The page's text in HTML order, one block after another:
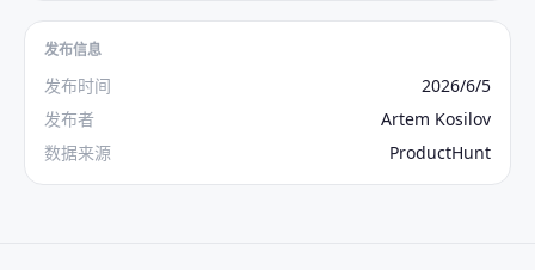
发布信息
发布时间
2026/6/5
发布者
Artem Kosilov
数据来源
ProductHunt